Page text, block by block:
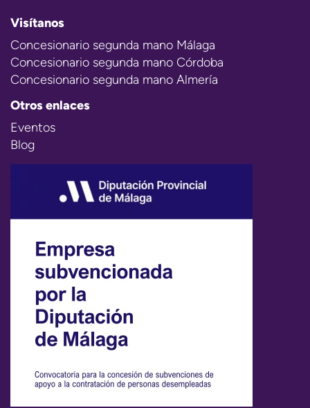
Visítanos
Concesionario segunda mano Málaga
Concesionario segunda mano Córdoba
Concesionario segunda mano Almería
Otros enlaces
Eventos
Blog